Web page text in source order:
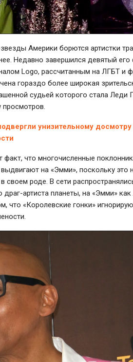
Америки борются артистки
Недавно завершился девятый
Logo, рассчитанным на ЛГБТ и
гораздо более широкая
судьей которого стала Леди
унизительному
что многочисленные
на «Эмми», поскольку это
своем роде. В сети
артиста планеты, на «Эмми»
что «Королевские гонки»